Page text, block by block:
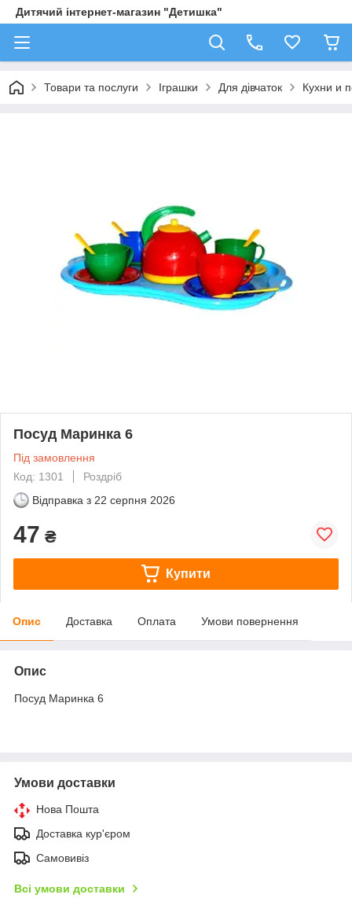
Дитячий інтернет-магазин "Детишка"
Товари та послуги Іграшки Для дівчаток Кухни и
Посуд Маринка 6
Під замовлення
Код: 1301
Роздріб
Відправка з 22 серпня 2026
47 ₴
Купити
Опис Доставка Оплата Умови повернення
Опис
Посуд Маринка 6
Умови доставки
Нова Пошта
Доставка кур'єром
Самовивіз
Всі умови доставки